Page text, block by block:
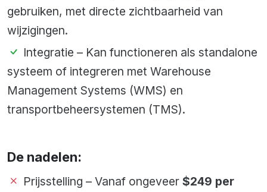
gebruiken, met directe zichtbaarheid van
wijzigingen.
Integratie – Kan functioneren als standalone
systeem of integreren met Warehouse
Management Systems (WMS) en
transportbeheersystemen (TMS).
De nadelen:
Prijsstelling – Vanaf ongeveer $249 per